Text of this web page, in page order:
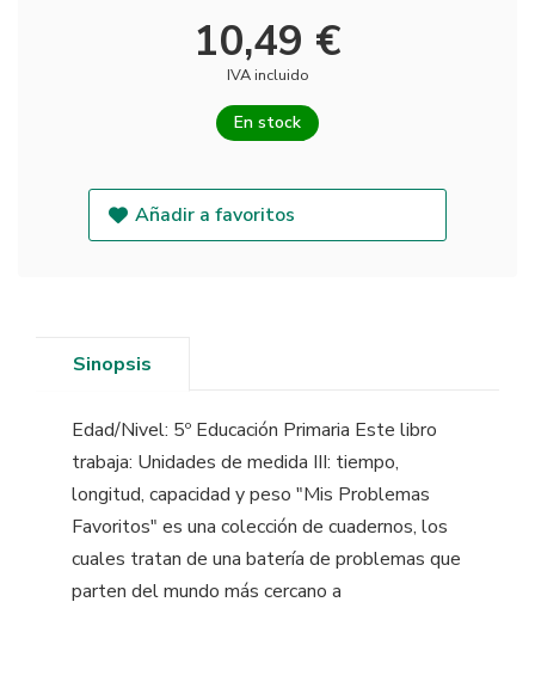
10,49 €
IVA incluido
En stock
Añadir a favoritos
Sinopsis
Edad/Nivel: 5º Educación Primaria Este libro
trabaja: Unidades de medida III: tiempo,
longitud, capacidad y peso "Mis Problemas
Favoritos" es una colección de cuadernos, los
cuales tratan de una batería de problemas que
parten del mundo más cercano a